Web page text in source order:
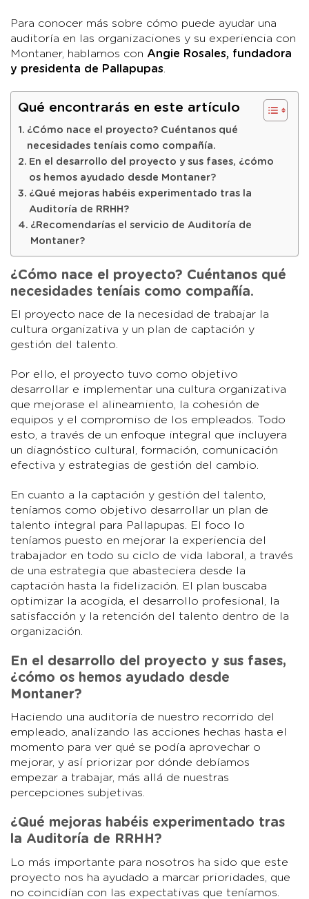
Para conocer más sobre cómo puede ayudar una
auditoría en las organizaciones y su experiencia con
Montaner, hablamos con Angie Rosales, fundadora
y presidenta de Pallapupas
Qué encontrarás en este artículo
¿Cómo nace el proyecto? Cuéntanos qué
necesidades teníais como compañía.
En el desarrollo del proyecto y sus fases, ¿cómo
os hemos ayudado desde Montaner?
¿Qué mejoras habéis experimentado tras la
Auditoría de RRHH?
¿Recomendarías el servicio de Auditoría de
Montaner?
¿Cómo nace el proyecto? Cuéntanos qué
necesidades teníais como compañía.
El proyecto nace de la necesidad de trabajar la
cultura organizativa y un plan de captación y
gestión del talento.
Por ello, el proyecto tuvo como objetivo
desarrollar e implementar una cultura organizativa
que mejorase el alineamiento, la cohesión de
equipos y el compromiso de los empleados. Todo
esto, a través de un enfoque integral que incluyera
un diagnóstico cultural, formación, comunicación
efectiva y estrategias de gestión del cambio.
En cuanto a la captación y gestión del talento,
teníamos como objetivo desarrollar un plan de
talento integral para Pallapupas. El foco lo
teníamos puesto en mejorar la experiencia del
trabajador en todo su ciclo de vida laboral, a través
de una estrategia que abasteciera desde la
captación hasta la fidelización. El plan buscaba
optimizar la acogida, el desarrollo profesional, la
satisfacción y la retención del talento dentro de la
organización.
En el desarrollo del proyecto y sus fases,
¿cómo os hemos ayudado desde
Montaner?
Haciendo una auditoría de nuestro recorrido del
empleado, analizando las acciones hechas hasta el
momento para ver qué se podía aprovechar o
mejorar, y así priorizar por dónde debíamos
empezar a trabajar, más allá de nuestras
percepciones subjetivas.
¿Qué mejoras habéis experimentado tras
la Auditoría de RRHH?
Lo más importante para nosotros ha sido que este
proyecto nos ha ayudado a marcar prioridades, que
no coincidían con las expectativas que teníamos.